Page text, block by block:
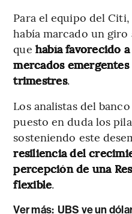
Para el equipo del
había marcado un
que había favorecido
mercados
trimestres.
Los analistas del
puesto en duda los
sosteniendo este
resiliencia del
percepción de una
flexible.
Ver más: UBS ve un